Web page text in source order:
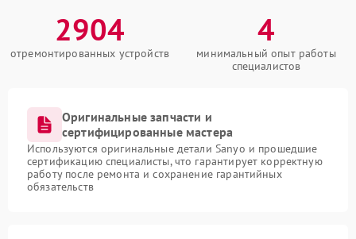
2904
отремонтированных устройств
4
минимальный опыт работы
специалистов
Оригинальные запчасти и
сертифицированные мастера
Используются оригинальные детали Sanyo и прошедшие
сертификацию специалисты, что гарантирует корректную
работу после ремонта и сохранение гарантийных
обязательств